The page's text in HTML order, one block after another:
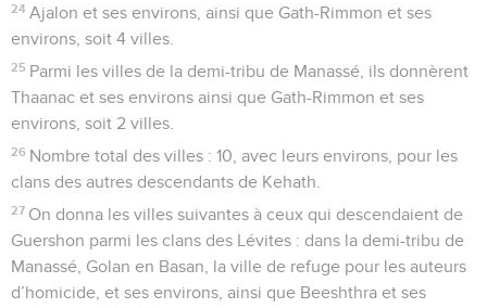
24 Ajalon et ses environs, ainsi que Gath-Rimmon et ses
environs, soit 4 villes.
25 Parmi les villes de la demi-tribu de Manassé, ils donnèrent
Thaanac et ses environs ainsi que Gath-Rimmon et ses
environs, soit 2 villes.
26 Nombre total des villes : 10, avec leurs environs, pour les
clans des autres descendants de Kehath.
27 On donna les villes suivantes à ceux qui descendaient de
Guershon parmi les clans des Lévites : dans la demi-tribu de
Manassé, Golan en Basan, la ville de refuge pour les auteurs
d’homicide, et ses environs, ainsi que Beeshthra et ses